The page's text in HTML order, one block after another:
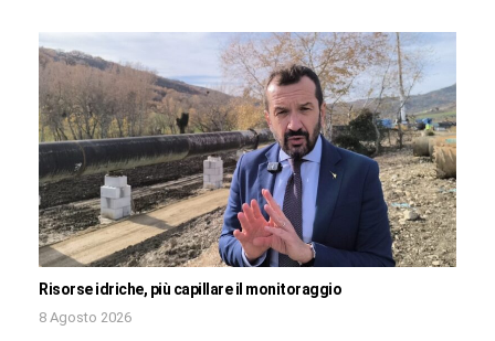
Risorse idriche, più capillare il monitoraggio
8 Agosto 2026